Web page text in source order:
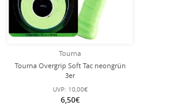
Tourna
Tourna Overgrip Soft Tac neongrün
3er
UVP: 10,00€
6,50€